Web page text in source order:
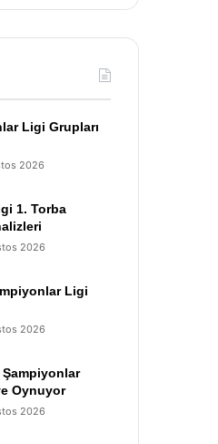
Ligi Grupları
2026
1. Torba
2026
Ligi
2026
Şampiyonlar
Oynuyor
2026